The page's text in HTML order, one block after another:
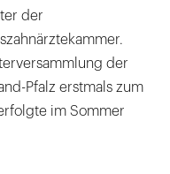
der
der
Pfalz erstmals zum
im Sommer